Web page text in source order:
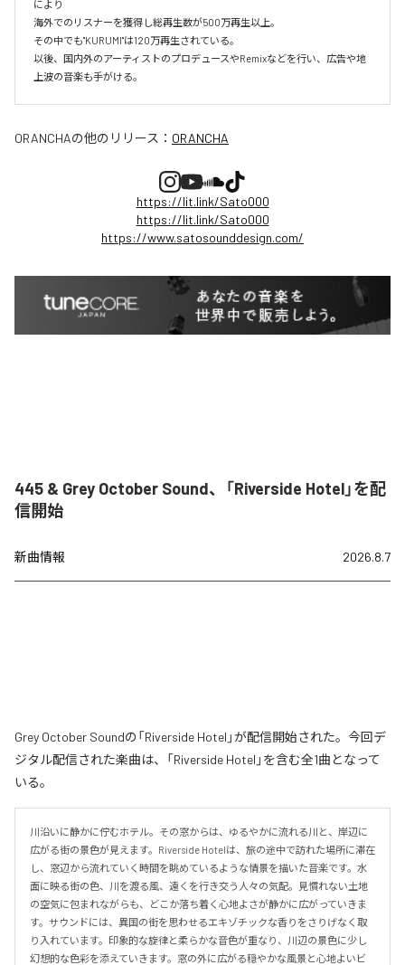
により
海外でのリスナーを獲得し総再生数が500万再生以上。
その中でも"KURUMI"は120万再生されている。
以後、国内外のアーティストのプロデュースやRemixなどを行い、広告や地
上波の音楽も手がける。
ORANCHAの他のリリース： ORANCHA
https://lit.link/Sato000
https://lit.link/Sato000
https://www.satosounddesign.com/
445 & Grey October Sound、「Riverside Hotel」を配
信開始
新曲情報 2026.8.7
Grey October Soundの「Riverside Hotel」が配信開始された。今回デ
ジタル配信された楽曲は、「Riverside Hotel」を含む全1曲となって
いる。
川沿いに静かに佇むホテル。その窓からは、ゆるやかに流れる川と、岸辺に
広がる街の景色が見えます。Riverside Hotelは、旅の途中で訪れた場所に滞在
し、窓辺から流れていく時間を眺めているような情景を描いた音楽です。水
面に映る街の色、川を渡る風、遠くを行き交う人々の気配。見慣れない土地
の空気に包まれながらも、どこか落ち着く心地よさが静かに広がっていきま
す。サウンドには、異国の街を思わせるエキゾチックな香りをさりげなく取
り入れています。印象的な旋律と柔らかな音色が重なり、川辺の景色に少し
幻想的な色彩を添えていきます。窓の外に広がる穏やかな風景と心地よいビ